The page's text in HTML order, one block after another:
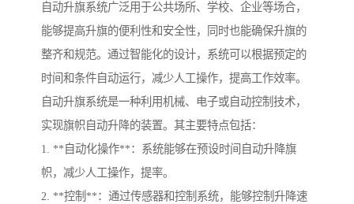
自动升旗系统广泛用于公共场所、学校、企业等场合，
能够提高升旗的便利性和安全性，同时也能确保升旗的
整齐和规范。通过智能化的设计，系统可以根据预定的
时间和条件自动运行，减少人工操作，提高工作效率。
自动升旗系统是一种利用机械、电子或自动控制技术，
实现旗帜自动升降的装置。其主要特点包括：
1. **自动化操作**：系统能够在预设时间自动升降旗
帜，减少人工操作，提率。
2. **控制**：通过传感器和控制系统，能够控制升降速